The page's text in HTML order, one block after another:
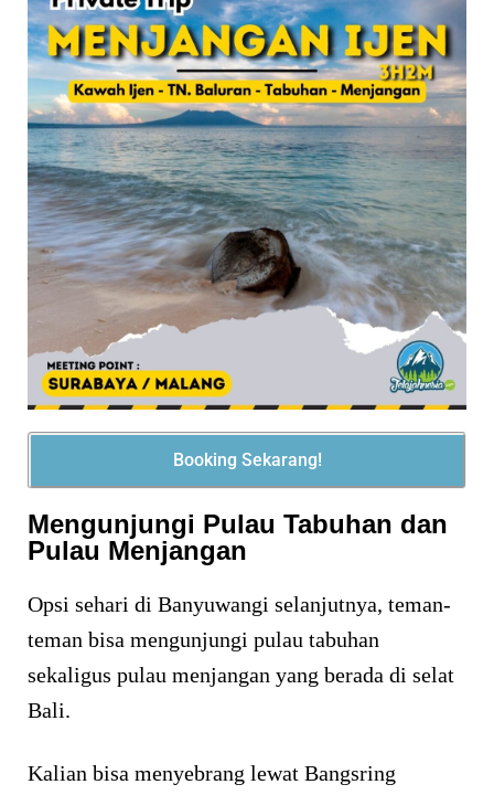
Booking Sekarang!
Mengunjungi Pulau Tabuhan dan
Pulau Menjangan
Opsi sehari di Banyuwangi selanjutnya, teman-
teman bisa mengunjungi pulau tabuhan
sekaligus pulau menjangan yang berada di selat
Bali.
Kalian bisa menyebrang lewat Bangsring